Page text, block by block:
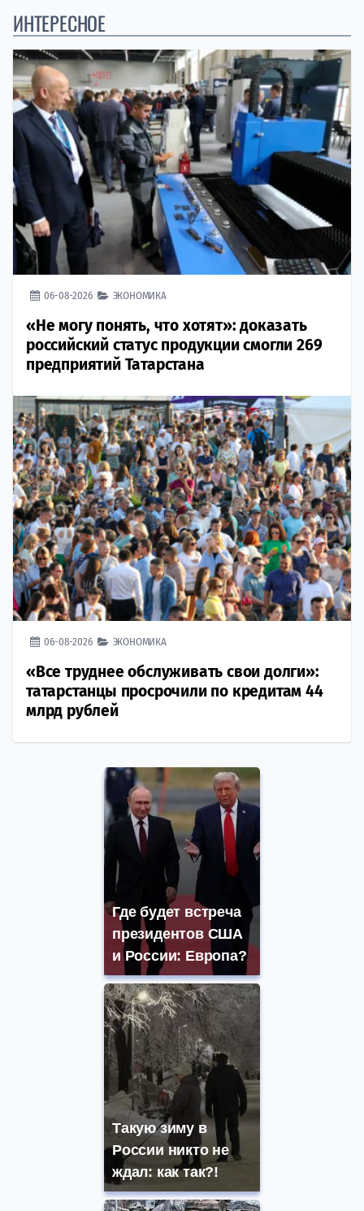
ИНТЕРЕСНОЕ
06-08-2026 ЭКОНОМИКА
«Не могу понять, что хотят»: доказать
российский статус продукции смогли 269
предприятий Татарстана
06-08-2026 ЭКОНОМИКА
«Все труднее обслуживать свои долги»:
татарстанцы просрочили по кредитам 44
млрд рублей
Где будет встреча
президентов США
и России: Европа?
Такую зиму в
России никто не
ждал: как так?!